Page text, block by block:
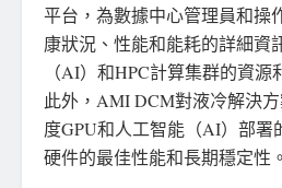
平台，為數據中心管理員和操
康狀況、性能和能耗的詳細資
（AI）和HPC計算集群的資源
此外，AMI DCM對液冷解決
度GPU和人工智能（AI）部署
硬件的最佳性能和長期穩定性。